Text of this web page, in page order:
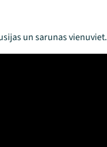
un sarunas vienuviet.